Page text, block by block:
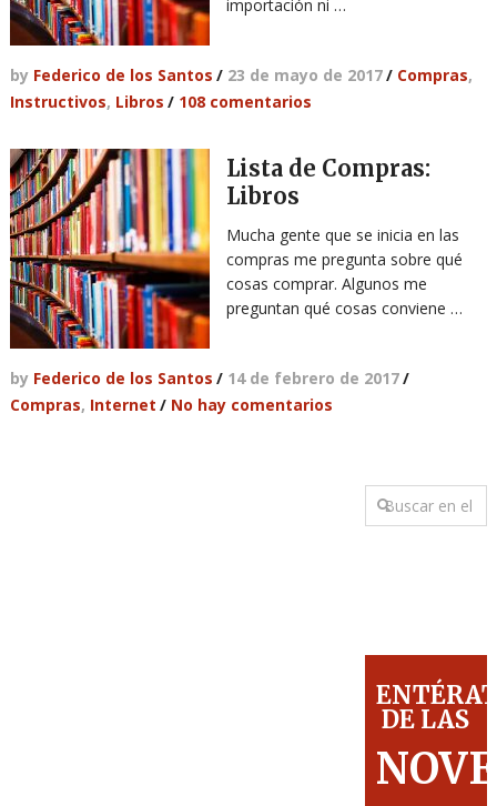
importación ni …
by Federico de los Santos / 23 de mayo de 2017/ Compras,
Instructivos, Libros / 108 comentarios
Lista de Compras:
Libros
Mucha gente que se inicia en las
compras me pregunta sobre qué
cosas comprar. Algunos me
preguntan qué cosas conviene …
by Federico de los Santos / 14 de febrero de 2017/
Compras, Internet / No hay comentarios
DE LAS